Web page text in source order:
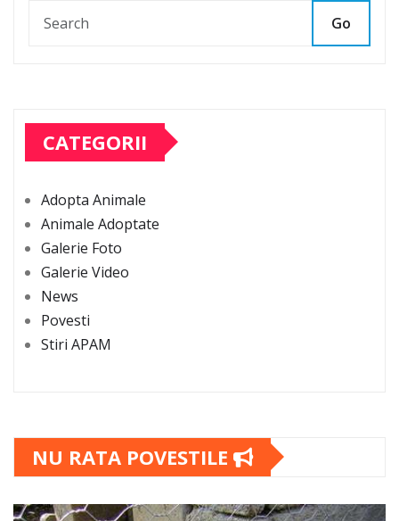
Go
CATEGORII
Adopta Animale
Animale Adoptate
Galerie Foto
Galerie Video
News
Povesti
Stiri APAM
NU RATA POVESTILE